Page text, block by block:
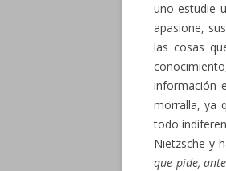
uno estudie
apasione,
las cosas
información
morralla, ya
todo
Nietzsche y
que pide,